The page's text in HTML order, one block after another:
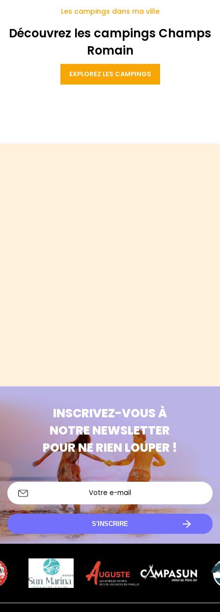
Les campings dans ma ville
Découvrez les campings Champs
Romain
EXPLOREZ LES CAMPINGS
INSCRIVEZ-VOUS À
NOTRE NEWSLETTER
POUR NE RIEN LOUPER !
S'INSCRIRE